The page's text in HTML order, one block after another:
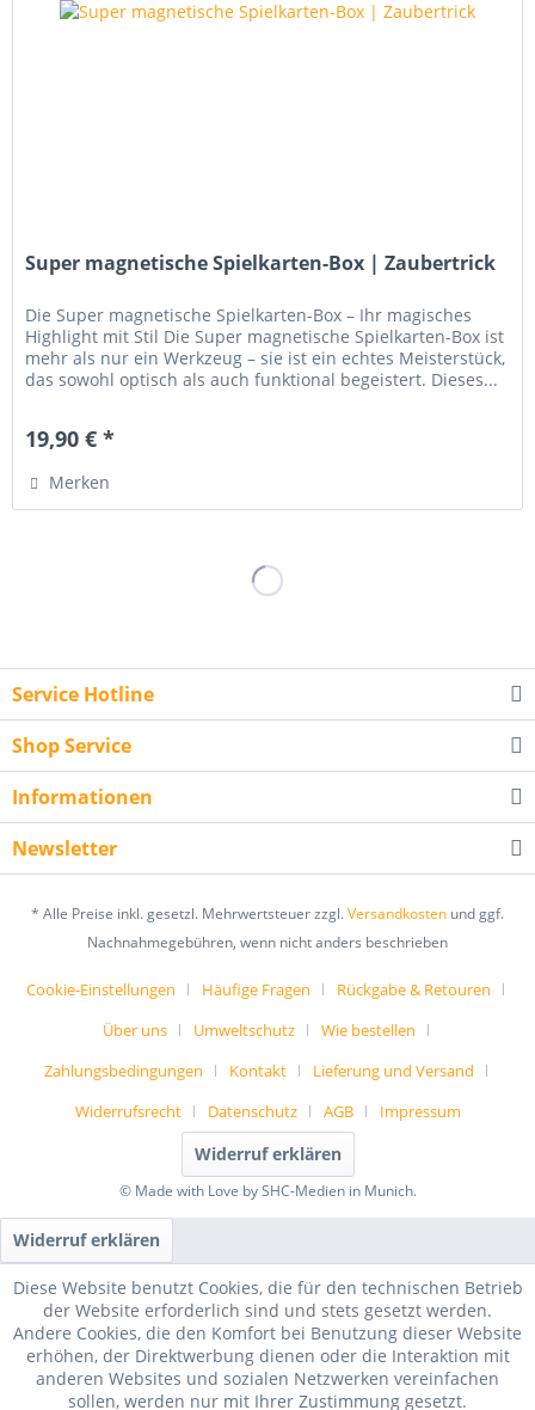
Super magnetische Spielkarten-Box | Zaubertrick
Die Super magnetische Spielkarten-Box – Ihr magisches
Highlight mit Stil Die Super magnetische Spielkarten-Box ist
mehr als nur ein Werkzeug – sie ist ein echtes Meisterstück,
das sowohl optisch als auch funktional begeistert. Dieses...
19,90 € *
Merken
Service Hotline
Shop Service
Informationen
Newsletter
* Alle Preise inkl. gesetzl. Mehrwertsteuer zzgl.Versandkosten und ggf.
Nachnahmegebühren, wenn nicht anders beschrieben
Cookie-Einstellungen Häufige Fragen
Rückgabe & Retouren
Über uns
Umweltschutz
Wie bestellen
Zahlungsbedingungen
Kontakt
Lieferung und Versand
Widerrufsrecht
Datenschutz AGB Impressum
Widerruf erklären
© Made with Love by SHC-Medien in Munich.
Diese Website benutzt Cookies, die für den technischen Betrieb
der Website erforderlich sind und stets gesetzt werden.
Andere Cookies, die den Komfort bei Benutzung dieser Website
erhöhen, der Direktwerbung dienen oder die Interaktion mit
anderen Websites und sozialen Netzwerken vereinfachen
sollen, werden nur mit Ihrer Zustimmung gesetzt.
Widerruf erklären